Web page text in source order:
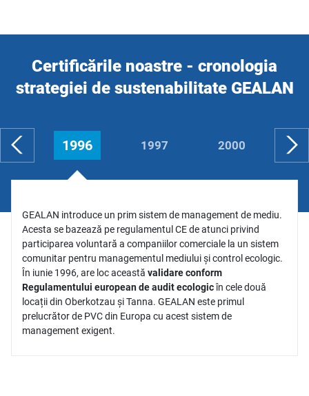
Certificările noastre - cronologia
strategiei de sustenabilitate GEALAN
1996 1997 2000
GEALAN introduce un prim sistem de management de mediu.
Acesta se bazează pe regulamentul CE de atunci privind
participarea voluntară a companiilor comerciale la un sistem
comunitar pentru managementul mediului și control ecologic.
În iunie 1996, are loc această validare conform
Regulamentului european de audit ecologicîn cele două
locații din Oberkotzau și Tanna. GEALAN este primul
prelucrător de PVC din Europa cu acest sistem de
management exigent.